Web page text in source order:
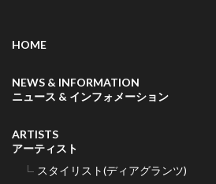
HOME
NEWS & INFORMATION
ニュース & インフォメーション
ARTISTS
アーティスト
スタイリスト(ディアグランツ)